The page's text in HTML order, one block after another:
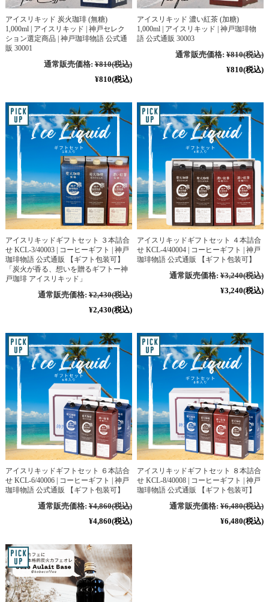
アイスリキッド 炭火珈琲 (無糖)
1,000ml | アイスリキッド | 神戸セレク
ション選定商品 | 神戸珈琲物語 公式通
販 30001
通常販売価格: ¥810(税込)
¥810(税込)
アイスリキッド 濃い紅茶 (加糖)
1,000ml | アイスリキッド | 神戸珈琲物
語 公式通販 30003
通常販売価格: ¥810(税込)
¥810(税込)
アイスリキッドギフトセット ３本詰合
せ KCL-3/40003 | コーヒーギフト | 神戸
珈琲物語 公式通販 【ギフト包装可】
「炭火が香る、想いを贈るギフトー神
戸珈琲 アイスリキッド」
通常販売価格: ¥2,430(税込)
¥2,430(税込)
アイスリキッドギフトセット ４本詰合
せ KCL-4/40004 | コーヒーギフト | 神戸
珈琲物語 公式通販 【ギフト包装可】
通常販売価格: ¥3,240(税込)
¥3,240(税込)
アイスリキッドギフトセット ６本詰合
せ KCL-6/40006 | コーヒーギフト | 神戸
珈琲物語 公式通販 【ギフト包装可】
通常販売価格: ¥4,860(税込)
¥4,860(税込)
アイスリキッドギフトセット ８本詰合
せ KCL-8/40008 | コーヒーギフト | 神戸
珈琲物語 公式通販 【ギフト包装可】
通常販売価格: ¥6,480(税込)
¥6,480(税込)